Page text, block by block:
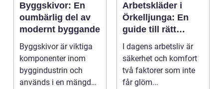
Byggskivor: En
oumbärlig del av
modernt byggande
Byggskivor är viktiga
komponenter inom
byggindustrin och
används i en mängd
Arbetskläder i
Örkelljunga: En
guide till rätt
skydd och
bekvämlighet på
jobbet
I dagens arbetsliv är
säkerhet och komfort
två faktorer som inte
får glöm...